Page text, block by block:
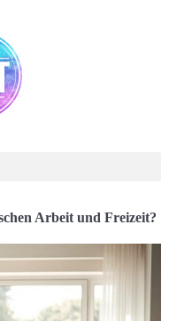
Arbeit und Freizeit?